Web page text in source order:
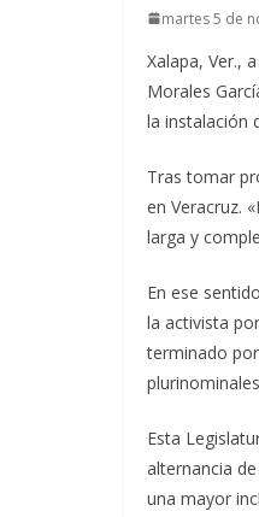
martes 5 de
Xalapa, Ver.,
Morales
la instalación
Tras tomar
en Veracruz.
larga y
En ese
la activista
terminado
Esta
alternancia
una mayor